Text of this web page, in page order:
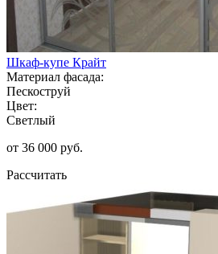
Шкаф-купе Крайт
Материал фасада:
Пескоструй
Цвет:
Светлый
от 36 000 руб.
Рассчитать